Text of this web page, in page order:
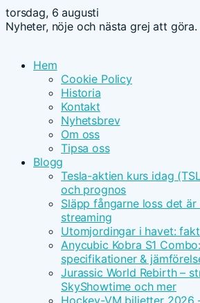
torsdag, 6 augusti
Nyheter, nöje och nästa grej att göra.
Hem
Cookie Policy
Historia
Kontakt
Nyhetsbrev
Om oss
Tipsa oss
Blogg
Tesla-aktien kurs idag
och prognos
Släpp fångarne loss det
streaming
Utomjordingar i havet:
Anycubic Kobra S1
specifikationer &
Jurassic World Rebirth –
SkyShowtime och mer
Hockey-VM biljetter 2026